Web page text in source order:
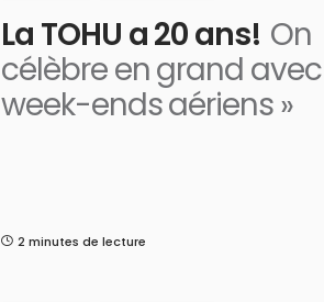
La TOHU a 20 ans! On
célèbre en grand avec
week-ends aériens »
2 minutes de lecture